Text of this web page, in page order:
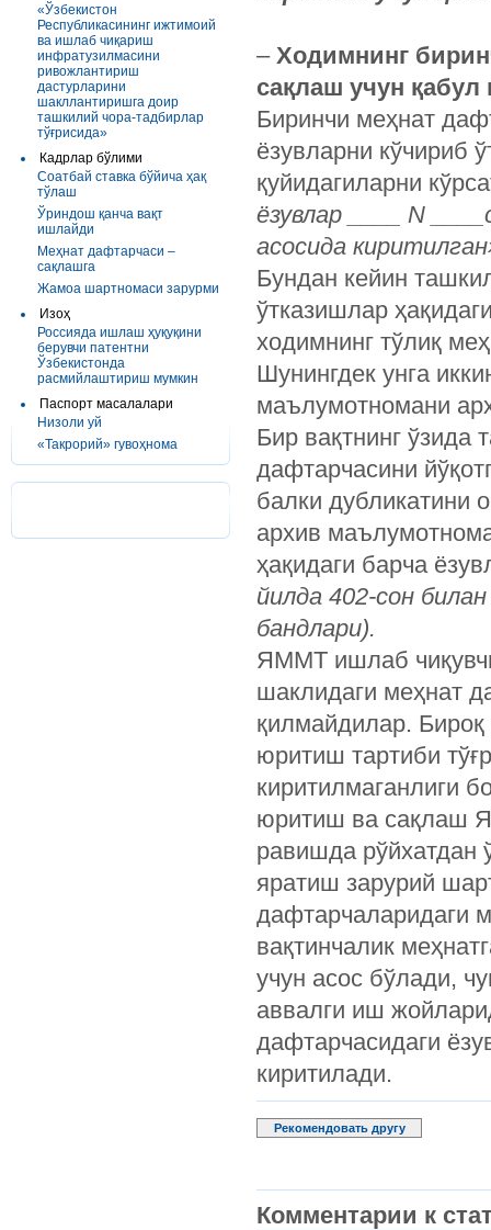
«Ўзбекистон
Республикасининг ижтимоий
ва ишлаб чиқариш
инфратузилмасини
ривожлантириш
дастурларини
шакллантиришга доир
ташкилий чора-тадбирлар
тўғрисида»
Кадрлар бўлими
Соатбай ставка бўйича ҳақ
тўлаш
Ўриндош қанча вақт
ишлайди
Меҳнат дафтарчаси –
сақлашга
Жамоа шартномаси зарурми
Изоҳ
Россияда ишлаш ҳуқуқини
берувчи патентни
Ўзбекистонда
расмийлаштириш мумкин
Паспорт масалалари
Низоли уй
«Такрорий» гувоҳнома
– Ходимнинг
сақлаш учун
Биринчи меҳнат
ёзувларни кўчириб
қуйидагиларни
ёзувлар ____ N
асосида
Бундан кейин
ўтказишлар
ходимнинг тўлиқ
Шунингдек унга
маълумотномани
Бир вақтнинг ўзида
дафтарчасини
балки дубликатини
архив
ҳақидаги барча
йилда 402-сон
бандлари).
ЯММТ ишлаб
шаклидаги меҳнат
қилмайдилар.
юритиш тартиби
киритилмаганлиги
юритиш ва сақлаш
равишда рўйхатдан
яратиш зарурий
дафтарчаларидаги
вақтинчалик
учун асос бўлади,
аввалги иш
дафтарчасидаги
киритилади.
Рекомендовать другу
Комментарии к